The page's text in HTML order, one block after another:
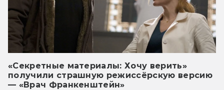
«Секретные материалы: Хочу верить»
получили страшную режиссёрскую версию
— «Врач Франкенштейн»